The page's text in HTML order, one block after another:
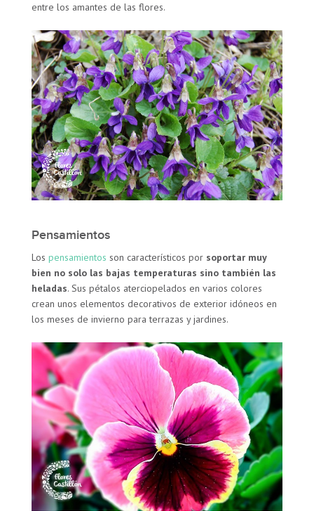
entre los amantes de las flores.
Pensamientos
Lospensamientos son característicos por soportar muy
bien no solo las bajas temperaturas sino también las
heladas. Sus pétalos aterciopelados en varios colores
crean unos elementos decorativos de exterior idóneos en
los meses de invierno para terrazas y jardines.